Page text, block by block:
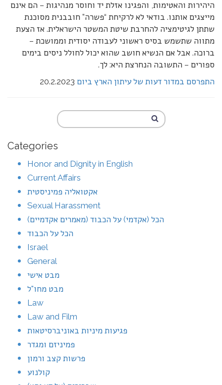
היהירות והאטימות, והפגינו אזלת יד וחוסר מנהיגות – הם אינם
מייצגים אותנו. בודאי לא לרקיחת “פשרה” חובבנית מסוכנת
שתתן לגיטימציה להחרבת שיטת המשטר הישראלית. אז הצעת
מתווה שתשמש בסיס ראשוני לעבודה יסודית וממושכת –
ברוכה. אבל אם הנשיא חושב שהוא יכול לחולל ניסים בימים
ספורים – התשובה הנחרצת היא: לך.
התפרסם במדור דעות של עיתון הארץ ביום 20.2.2023
Categories
Honor and Dignity in English
Current Affairs
אקטואליה פמיניסטית
Sexual Harassment
הכל (אקדמי) על הכבוד (מאמרים אקדמיים)
הכל על הכבוד
Israel
General
מבט אישי
מבט מחו"ל
Law
Law and Film
פגיעות מיניות באוניברסיטאות
פמיניזם ומגדר
פרשות קצב ורמון
קולנוע